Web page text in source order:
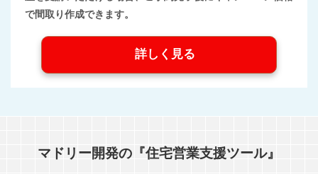
で間取り作成できます。
詳しく見る
マドリー開発の『住宅営業支援ツール』